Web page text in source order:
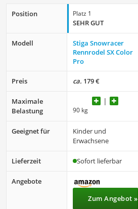
Position Platz 1
SEHR GUT
Modell
Stiga Snowracer
Rennrodel SX Color
Pro
Preis ca. 179 €
Maximale
Belastung
90 kg
Geeignet für
Kinder und
Erwachsene
Lieferzeit Sofort lieferbar
Angebote
Zum Angebot »